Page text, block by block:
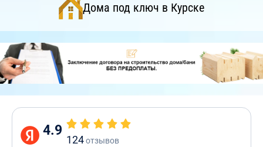
Дома под ключ в Курске
4.9
124отзывов